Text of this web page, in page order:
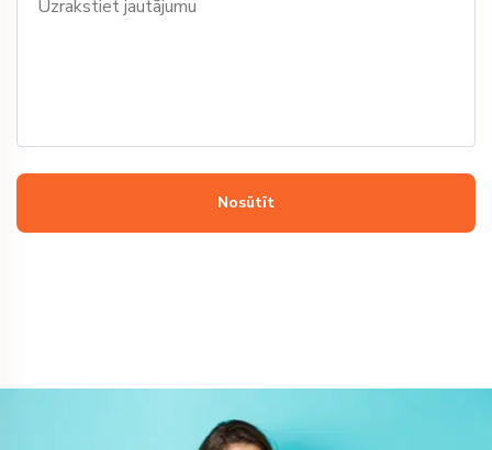
Wholesale order
Other
Nosūtīt